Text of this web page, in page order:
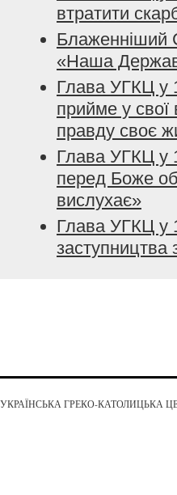
втратити
Блаженніший
«Наша
Глава УГКЦ у
прийме у свої
правду своє
Глава УГКЦ у
перед Боже
вислухає»
Глава УГКЦ у
заступництва
УКРАЇНСЬКА ГРЕКО-КАТОЛИЦЬКА